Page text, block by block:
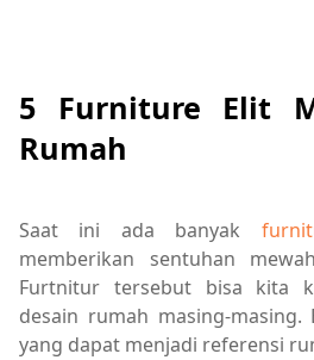
5 Furniture Elit
Rumah
Saat ini ada banyak
memberikan sentuhan
Furtnitur tersebut bisa kita
desain rumah masing-
yang dapat menjadi referensi